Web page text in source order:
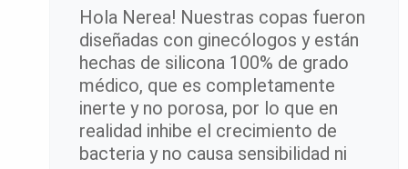
Hola Nerea! Nuestras copas fueron
diseñadas con ginecólogos y están
hechas de silicona 100% de grado
médico, que es completamente
inerte y no porosa, por lo que en
realidad inhibe el crecimiento de
bacteria y no causa sensibilidad ni